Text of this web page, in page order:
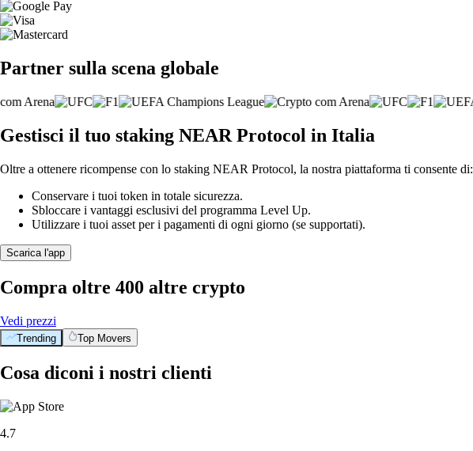
Partner sulla scena globale
Gestisci il tuo staking NEAR Protocol in Italia
Oltre a ottenere ricompense con lo staking NEAR Protocol, la nostra piattaforma ti consente di:
Conservare i tuoi token in totale sicurezza.
Sbloccare i vantaggi esclusivi del programma Level Up.
Utilizzare i tuoi asset per i pagamenti di ogni giorno (se supportati).
Scarica l'app
Compra oltre 400 altre crypto
Vedi prezzi
Trending Top Movers
Cosa diconi i nostri clienti
4.7